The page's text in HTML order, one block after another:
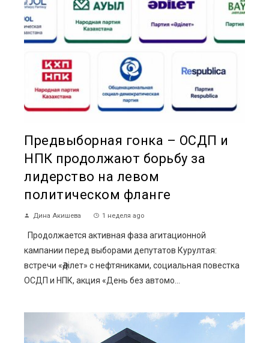
Предвыборная гонка – ОСДП и
НПК продолжают борьбу за
лидерство на левом
политическом фланге
Дина Акишева 1 неделя ago
Продолжается активная фаза агитационной
кампании перед выборами депутатов Курултая:
встречи «Әділет» с нефтяниками, социальная повестка
ОСДП и НПК, акция «День без автомо...